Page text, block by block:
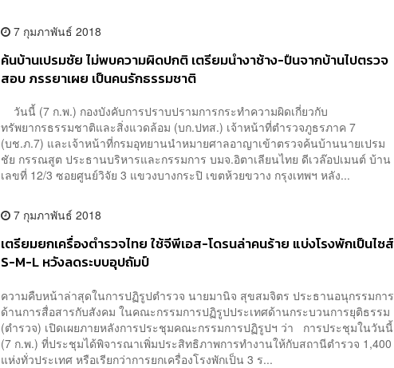
7 กุมภาพันธ์ 2018
ค้นบ้านเปรมชัย ไม่พบความผิดปกติ เตรียมนำงาช้าง-ปืนจากบ้านไปตรวจ
สอบ ภรรยาเผย เป็นคนรักธรรมชาติ
วันนี้ (7 ก.พ.) กองบังคับการปราบปรามการกระทำความผิดเกี่ยวกับ
ทรัพยากรธรรมชาติและสิ่งแวดล้อม (บก.ปทส.) เจ้าหน้าที่ตำรวจภูธรภาค 7
(บช.ภ.7) และเจ้าหน้าที่กรมอุทยานนำหมายศาลอาญาเข้าตรวจค้นบ้านนายเปรม
ชัย กรรณสูต ประธานบริหารและกรรมการ บมจ.อิตาเลียนไทย ดีเวล๊อปเมนต์ บ้าน
เลขที่ 12/3 ซอยศูนย์วิจัย 3 แขวงบางกระปิ เขตห้วยขวาง กรุงเทพฯ หลัง...
7 กุมภาพันธ์ 2018
เตรียมยกเครื่องตำรวจไทย ใช้จีพีเอส-โดรนล่าคนร้าย แบ่งโรงพักเป็นไซส์
S-M-L หวังลดระบบอุปถัมป์
ความคืบหน้าล่าสุดในการปฏิรูปตำรวจ นายมานิจ สุขสมจิตร ประธานอนุกรรมการ
ด้านการสื่อสารกับสังคม ในคณะกรรมการปฏิรูปประเทศด้านกระบวนการยุติธรรม
(ตำรวจ) เปิดเผยภายหลังการประชุมคณะกรรมการปฏิรูปฯ ว่า การประชุมในวันนี้
(7 ก.พ.) ที่ประชุมได้พิจารณาเพิ่มประสิทธิภาพการทำงานให้กับสถานีตำรวจ 1,400
แห่งทั่วประเทศ หรือเรียกว่าการยกเครื่องโรงพักเป็น 3 ร...